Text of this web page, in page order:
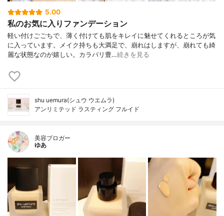
5.00
私のお気に入りファンデーション
軽い付けごごちで、薄く付けても肌をキレイに魅せてくれるところが気
に入っています。メイク持ちも大満足で、崩れはしますが、崩れても綺
麗な状態なのが嬉しい。カラバリ豊…続きを見る
shu uemura(シュウ ウエムラ)
アンリミテッド ラスティング フルイド
美容ブロガー
ゆあ